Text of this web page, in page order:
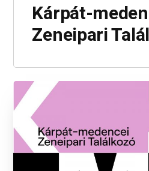
Kárpát-
Zeneipari